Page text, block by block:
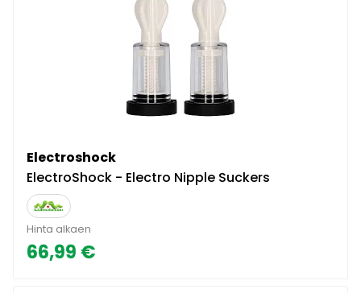
Electroshock
ElectroShock - Electro Nipple Suckers
Hinta alkaen
66,99 €